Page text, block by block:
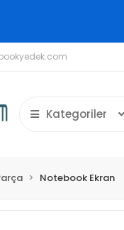
Kategoriler
Notebook Ekran